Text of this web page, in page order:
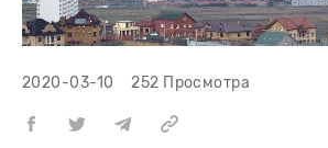
2020-03-10 252 Просмотра